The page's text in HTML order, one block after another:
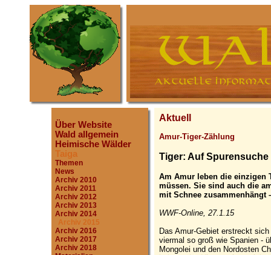
Über Website
Wald allgemein
Heimische Wälder
Taiga
Themen
News
Archiv 2010
Archiv 2011
Archiv 2012
Archiv 2013
Archiv 2014
Archiv 2015
Archiv 2016
Archiv 2017
Archiv 2018
Aktuell
Amur-Tiger-Zählung
Tiger: Auf Spurensuche
Am Amur leben die einzigen
müssen. Sie sind auch die
mit Schnee
WWF-Online, 27.1.15
Das Amur-Gebiet erstreckt
viermal so groß wie Spanien -
Mongolei und den Nordosten